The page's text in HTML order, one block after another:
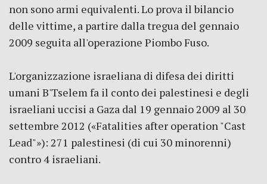
non sono armi equivalenti. Lo prova il bilancio
delle vittime, a partire dalla tregua del gennaio
2009 seguita all'operazione Piombo Fuso.
L'organizzazione israeliana di difesa dei diritti
umani B'Tselem fa il conto dei palestinesi e degli
israeliani uccisi a Gaza dal 19 gennaio 2009 al 30
settembre 2012 («Fatalities after operation "Cast
Lead"»): 271 palestinesi (di cui 30 minorenni)
contro 4 israeliani.